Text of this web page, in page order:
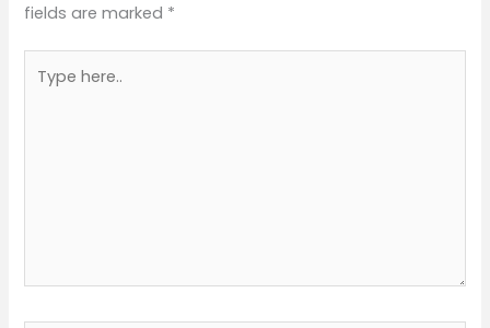
fields are marked *
here..